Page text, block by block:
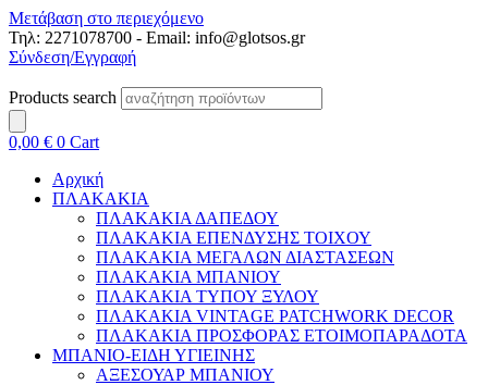
Μετάβαση στο περιεχόμενο
Τηλ: 2271078700 - Email: info@glotsos.gr
Σύνδεση/Εγγραφή
Products search
0,00 € 0 Cart
Αρχική
ΠΛΑΚΑΚΙΑ
ΠΛΑΚΑΚΙΑ ΔΑΠΕΔΟΥ
ΠΛΑΚΑΚΙΑ ΕΠΕΝΔΥΣΗΣ ΤΟΙΧΟΥ
ΠΛΑΚΑΚΙΑ ΜΕΓΑΛΩΝ ΔΙΑΣΤΑΣΕΩΝ
ΠΛΑΚΑΚΙΑ ΜΠΑΝΙΟΥ
ΠΛΑΚΑΚΙΑ ΤΥΠΟΥ ΞΥΛΟΥ
ΠΛΑΚΑΚΙΑ VINTAGE PATCHWORK DECOR
ΠΛΑΚΑΚΙΑ ΠΡΟΣΦΟΡΑΣ ΕΤΟΙΜΟΠΑΡΑΔΟΤΑ
ΜΠΑΝΙΟ-ΕΙΔΗ ΥΓΙΕΙΝΗΣ
ΑΞΕΣΟΥΑΡ ΜΠΑΝΙΟΥ